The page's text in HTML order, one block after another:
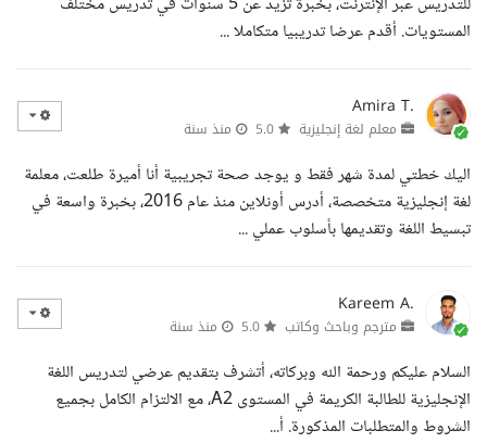
المستويات. أقدم عرضا تدريبيا متكاملا ...
Amira T.
معلم لغة إنجليزية منذ سنة
اليك خطتي لمدة شهر فقط و يوجد صحة تجريبية أنا أميرة طلعت، معلمة
لغة إنجليزية متخصصة، أدرس أونلاين منذ عام 2016، بخبرة واسعة في
تبسيط اللغة وتقديمها بأسلوب عملي ...
Kareem A.
مترجم وباحث وكاتب منذ سنة
السلام عليكم ورحمة الله وبركاته، أتشرف بتقديم عرضي لتدريس اللغة
الإنجليزية للطالبة الكريمة في المستوى A2، مع الالتزام الكامل بجميع
الشروط والمتطلبات المذكورة. أ...